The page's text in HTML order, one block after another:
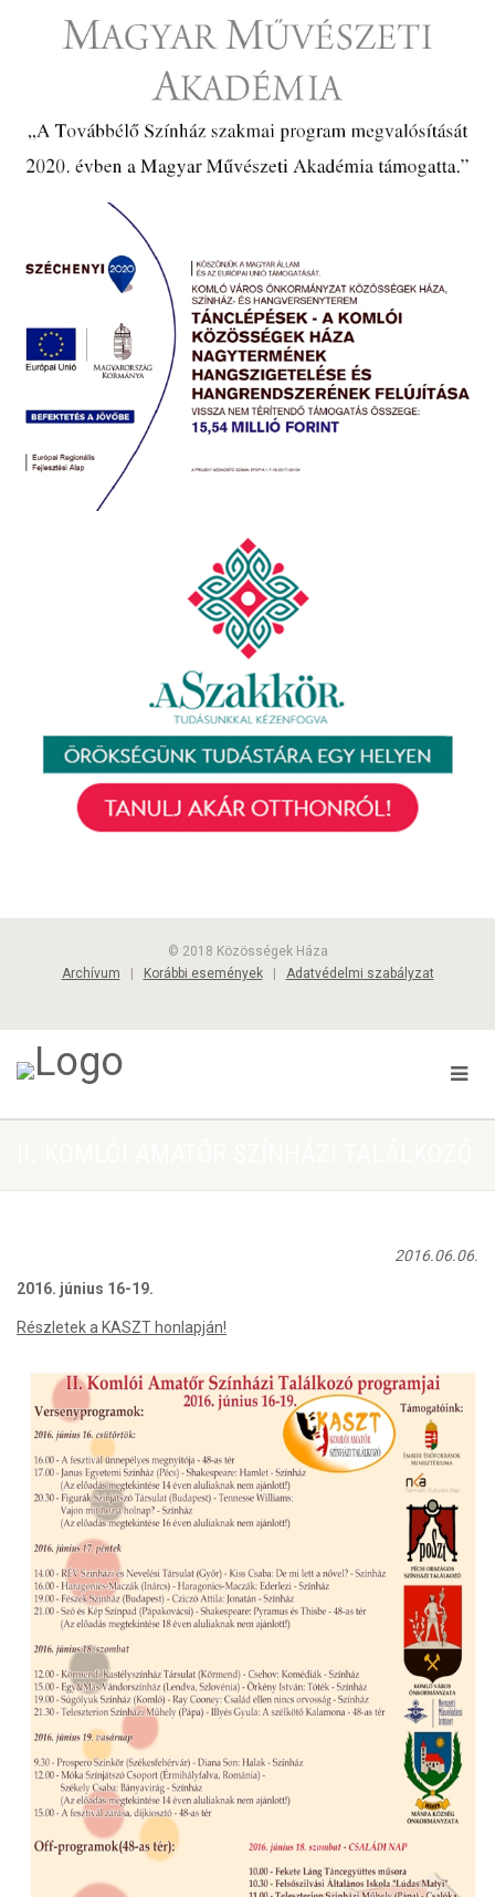
© 2018 Közösségek Háza
Archívum
Korábbi események| Adatvédelmi szabályzat
2016.06.06.
2016. június 16-19.
Részletek a KASZT honlapján!